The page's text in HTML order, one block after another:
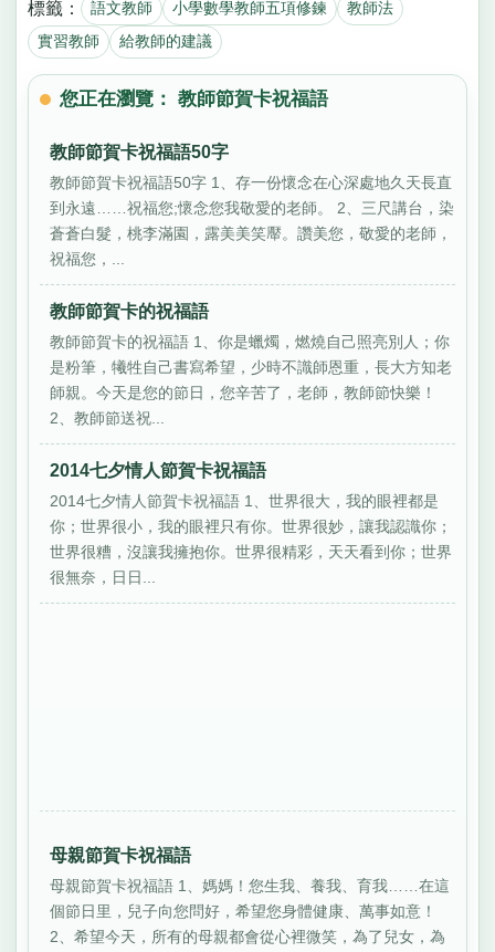
標籤： 語文教師 小學數學教師五項修鍊
教師法
實習教師
給教師的建議
您正在瀏覽： 教師節賀卡祝福語
教師節賀卡祝福語50字
教師節賀卡祝福語50字 1、存一份懷念在心深處地久天長直
到永遠……祝福您;懷念您我敬愛的老師。 2、三尺講台，染
蒼蒼白髮，桃李滿園，露美美笑厴。讚美您，敬愛的老師，
祝福您，...
教師節賀卡的祝福語
教師節賀卡的祝福語 1、你是蠟燭，燃燒自己照亮別人；你
是粉筆，犧牲自己書寫希望，少時不識師恩重，長大方知老
師親。今天是您的節日，您辛苦了，老師，教師節快樂！
2、教師節送祝...
2014七夕情人節賀卡祝福語
2014七夕情人節賀卡祝福語 1、世界很大，我的眼裡都是
你；世界很小，我的眼裡只有你。世界很妙，讓我認識你；
世界很糟，沒讓我擁抱你。世界很精彩，天天看到你；世界
很無奈，日日...
母親節賀卡祝福語
母親節賀卡祝福語 1、媽媽！您生我、養我、育我……在這
個節日里，兒子向您問好，希望您身體健康、萬事如意！
2、希望今天，所有的母親都會從心裡微笑，為了兒女，為